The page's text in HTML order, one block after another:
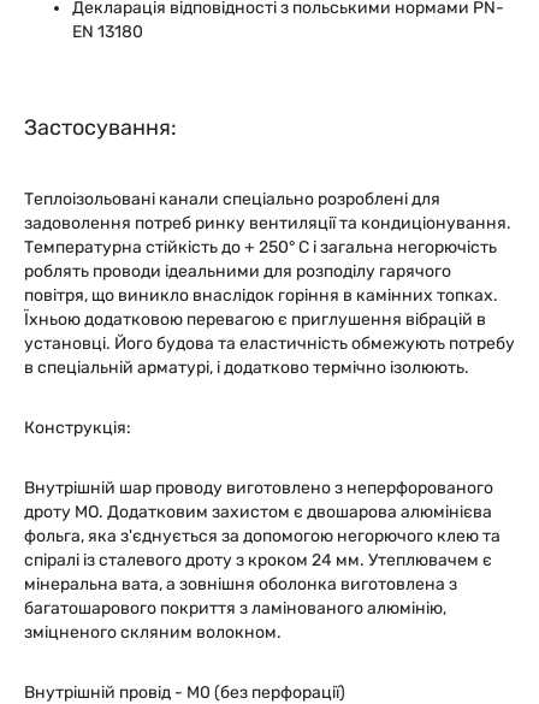
Декларація відповідності з польськими нормами PN-
EN 13180
Застосування:
Теплоізольовані канали спеціально розроблені для
задоволення потреб ринку вентиляції та кондиціонування.
Температурна стійкість до + 250° C і загальна негорючість
роблять проводи ідеальними для розподілу гарячого
повітря, що виникло внаслідок горіння в камінних топках.
Їхньою додатковою перевагою є приглушення вібрацій в
установці. Його будова та еластичність обмежують потребу
в спеціальній арматурі, і додатково термічно ізолюють.
Конструкція:
Внутрішній шар проводу виготовлено з неперфорованого
дроту МО. Додатковим захистом є двошарова алюмінієва
фольга, яка з'єднується за допомогою негорючого клею та
спіралі із сталевого дроту з кроком 24 мм. Утеплювачем є
мінеральна вата, а зовнішня оболонка виготовлена з
багатошарового покриття з ламінованого алюмінію,
зміцненого скляним волокном.
Внутрішній провід - М0 (без перфорації)